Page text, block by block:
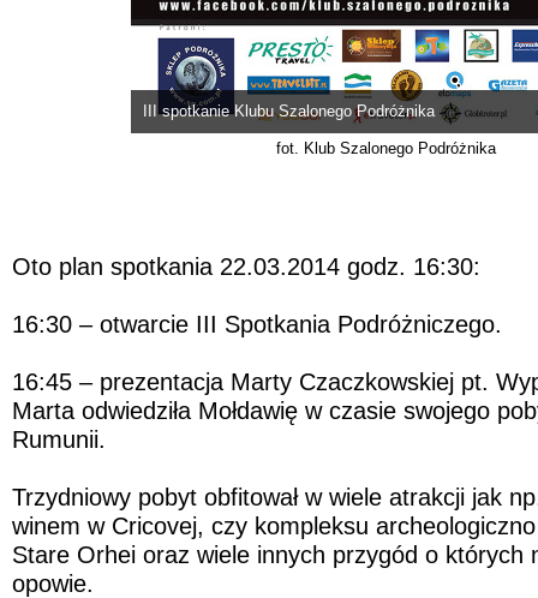
III spotkanie Klubu Szalonego Podróżnika
fot. Klub Szalonego Podróżnika
Oto plan spotkania 22.03.2014 godz. 16:30:
16:30 – otwarcie III Spotkania Podróżniczego.
16:45 – prezentacja Marty Czaczkowskiej pt.
Marta odwiedziła Mołdawię w czasie swojego
Rumunii.
Trzydniowy pobyt obfitował w wiele atrakcji jak
winem w Cricovej, czy kompleksu
Stare Orhei oraz wiele innych przygód o których
opowie.